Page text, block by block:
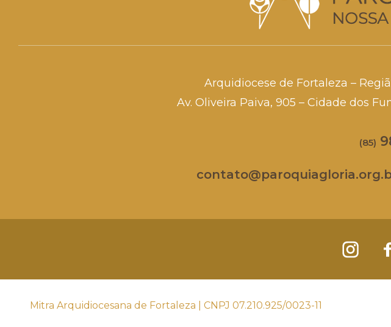
Arquidiocese de Fortaleza –
Av. Oliveira Paiva, 905 – Cidade dos
(85)
Mitra Arquidiocesana de Fortaleza | CNPJ 07.210.925/0023-11